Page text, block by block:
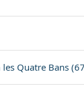
Quatre Bans